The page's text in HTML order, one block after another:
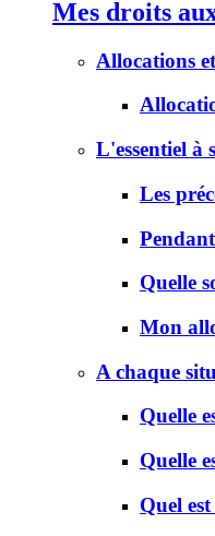
Mes droits
Allocations
L'essentiel à
Les
Quelle
Mon
A chaque
Quelle
Quelle
Quel